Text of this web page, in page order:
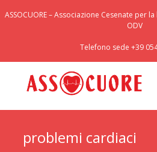
ASSOCUORE – Associazione Cesenate per
ODV
Telefono sede +39
problemi cardiaci